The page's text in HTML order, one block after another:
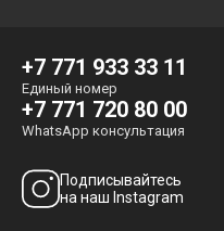
+7 771 933 33 11
Единый номер
+7 771 720 80 00
WhatsApp консультация
Подписывайтесь
на наш Instagram